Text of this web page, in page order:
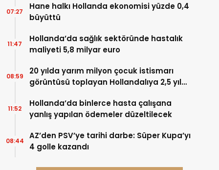
Hane halkı Hollanda ekonomisi yüzde 0,4
büyüttü
07:27
Hollanda’da sağlık sektöründe hastalık
maliyeti 5,8 milyar euro
11:47
20 yılda yarım milyon çocuk istismarı
görüntüsü toplayan Hollandalıya 2,5 yıl
08:59
Hollanda’da binlerce hasta çalışana
yanlış yapılan ödemeler düzeltilecek
11:52
AZ’den PSV’ye tarihi darbe: Süper Kupa’yı
4 golle kazandı
08:44